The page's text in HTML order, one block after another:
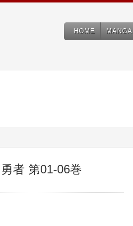
HOME MANGA
者 第01-06巻